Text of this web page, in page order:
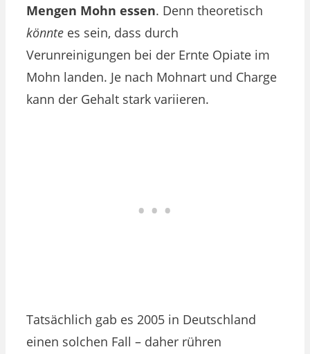
Mengen Mohn essen. Denn theoretisch
könnte es sein, dass durch
Verunreinigungen bei der Ernte Opiate im
Mohn landen. Je nach Mohnart und Charge
kann der Gehalt stark variieren.
Tatsächlich gab es 2005 in Deutschland
einen solchen Fall – daher rühren